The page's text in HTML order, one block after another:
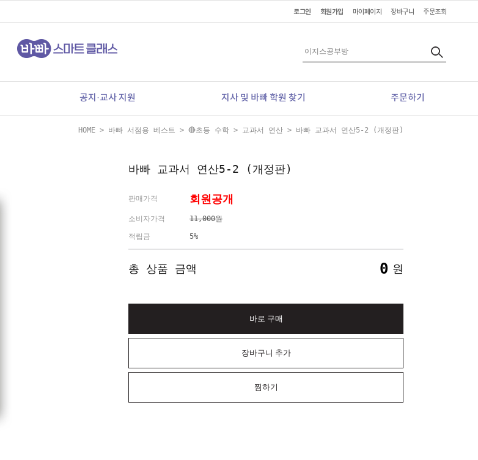
로그인 회원가입 마이페이지 장바구니 주문조회
공지·교사 지원 지사 및 바빠 학원 찾기 주문하기
HOME > 바빠 서점용 베스트 > 🔴초등 수학 > 교과서 연산 > 바빠 교과서 연산5-2 (개정판)
바빠 교과서 연산5-2 (개정판)
판매가격 회원공개
소비자가격 11,000원
적립금 5%
총 상품 금액 0 원
바로 구매
장바구니 추가
찜하기